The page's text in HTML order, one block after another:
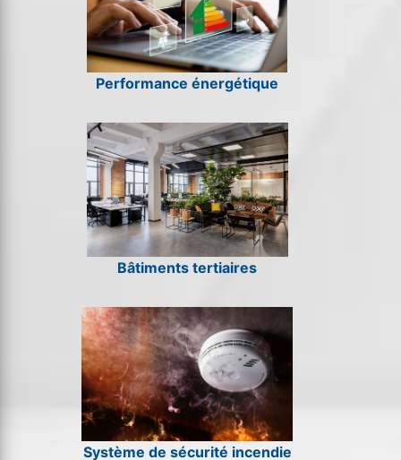
Performance énergétique
Bâtiments tertiaires
Système de sécurité incendie